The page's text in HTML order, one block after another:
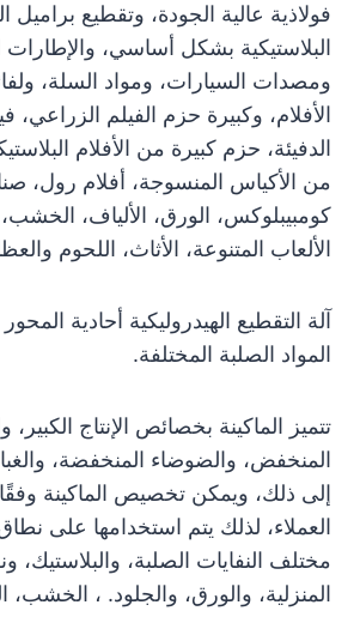
فولاذية عالية الجودة، وتقطيع براميل
البلاستيكية بشكل أساسي، والإطارات
ومصدات السيارات، ومواد السلة،
الأفلام، وكبيرة حزم الفيلم الزراعي،
الدفيئة، حزم كبيرة من الأفلام
من الأكياس المنسوجة، أفلام رول،
كومبيبلوكس، الورق، الألياف، الخشب،
الألعاب المتنوعة، الأثاث، اللحوم
آلة التقطيع الهيدروليكية أحادية
المواد الصلبة المختلفة.
تتميز الماكينة بخصائص الإنتاج
المنخفض، والضوضاء المنخفضة،
إلى ذلك، ويمكن تخصيص الماكينة وفقًا
العملاء، لذلك يتم استخدامها على
مختلف النفايات الصلبة، والبلاستيك،
المنزلية، والورق، والجلود. ، الخشب،